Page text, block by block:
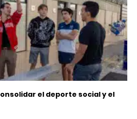
el deporte social y el